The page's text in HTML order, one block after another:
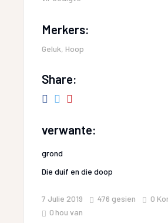
Merkers:
Geluk, Hoop
Share:
verwante:
grond
Die duif en die doop
7 Julie 2019 476 gesien
0
0 hou van